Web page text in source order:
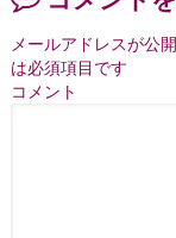
メールアドレスが公
は必須項目です
コメント